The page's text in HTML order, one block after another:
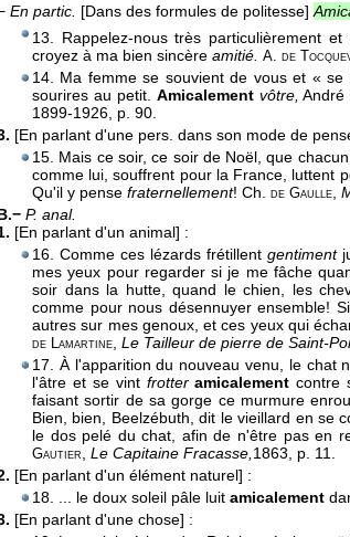
En partic. [Dans des formules de politesse]
13. Rappelez-nous très particulièrement
croyez à ma bien sincère amitié. A. de
14. Ma femme se souvient de vous et «
sourires au petit. Amicalement vôtre,
1899-1926 , p. 90.
[En parlant d'une pers. dans son mode de
15. Mais ce soir, ce soir de Noël, que
comme lui, souffrent pour la France, luttent
Qu'il y pense fraternellement! Ch. de Gaulle
P. anal.
[En parlant d'un animal] :
16. Comme ces lézards frétillent gentiment
mes yeux pour regarder si je me fâche
soir dans la hutte, quand le chien, les
comme pour nous désennuyer ensemble!
autres sur mes genoux, et ces yeux qui
de Lamartine Le Tailleur de pierre de Saint-
17. À l'apparition du nouveau venu, le chat
l'âtre et se vint frotteramicalement contre
faisant sortir de sa gorge ce murmure
Bien, bien, Beelzébuth, dit le vieillard en se
le dos pelé du chat, afin de n'être pas en
Gautier
Le Capitaine Fracasse, 1863 , p. 11.
[En parlant d'un élément naturel] :
18. ... le doux soleil pâle luit amicalement
[En parlant d'une chose] :